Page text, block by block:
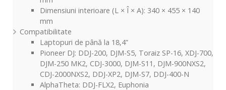
Dimensiuni interioare (L × Î × A): 340 × 455 × 140
mm
Compatibilitate
Laptopuri de până la 18,4”
Pioneer DJ: DDJ-200, DJM-S5, Toraiz SP-16, XDJ-700,
DJM-250 MK2, CDJ-3000, DJM-S11, DJM-900NXS2,
CDJ-2000NXS2, DDJ-XP2, DJM-S7, DDJ-400-N
AlphaTheta: DDJ-FLX2, Euphonia